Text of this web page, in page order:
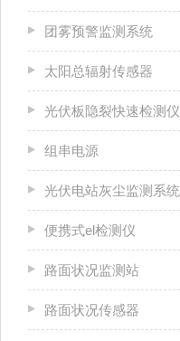
团雾预警监测系统
太阳总辐射传感器
光伏板隐裂快速检测仪
组串电源
光伏电站灰尘监测系统
便携式el检测仪
路面状况监测站
路面状况传感器